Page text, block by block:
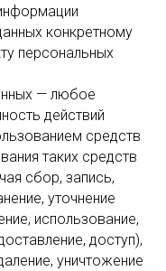
конкретному
персональных
— любое
действий
средств
таких средств
сбор, запись,
уточнение
использование,
доступ),
уничтожение